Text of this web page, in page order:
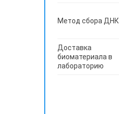
Метод сбора ДНК
Доставка
биоматериала в
лабораторию